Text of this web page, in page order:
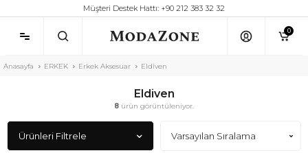
Müşteri Destek Hattı: +90 212 383 32 32
0
Anasayfa ERKEK Erkek Aksesuar Eldiven
Eldiven
8 ürün görüntüleniyor.
Ürünleri Filtrele